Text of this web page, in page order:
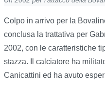
Colpo in arrivo per la
conclusa la trattativa per
2002, con le caratteristiche
stazza. Il calciatore ha
Canicattini ed ha avuto